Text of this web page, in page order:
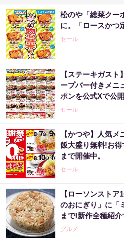
松のや「総菜クー
に。「ロースかつ
セール
【ステーキガス
ープバー付きメニ
ポンを公式Xで公
セール
【かつや】人気
飯大盛り無料!お得
まで開催中。
セール
【ローソンスト
のおにぎり」に「
まで!新作全種紹介
グルメ